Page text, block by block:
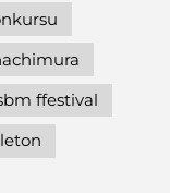
ffestival